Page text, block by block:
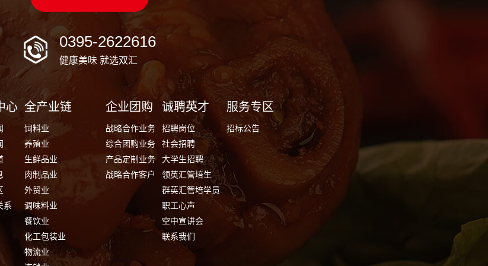
0395-2622616
健康美味 就选双汇
心
系
全产业链
饲料业
养殖业
生鲜品业
肉制品业
外贸业
调味料业
餐饮业
化工包装业
物流业
企业团购
战略合作业务
综合团购业务
产品定制业务
战略合作客户
诚聘英才
招聘岗位
社会招聘
大学生招聘
领英汇管培生
群英汇管培学员
职工心声
空中宣讲会
联系我们
服务专区
招标公告